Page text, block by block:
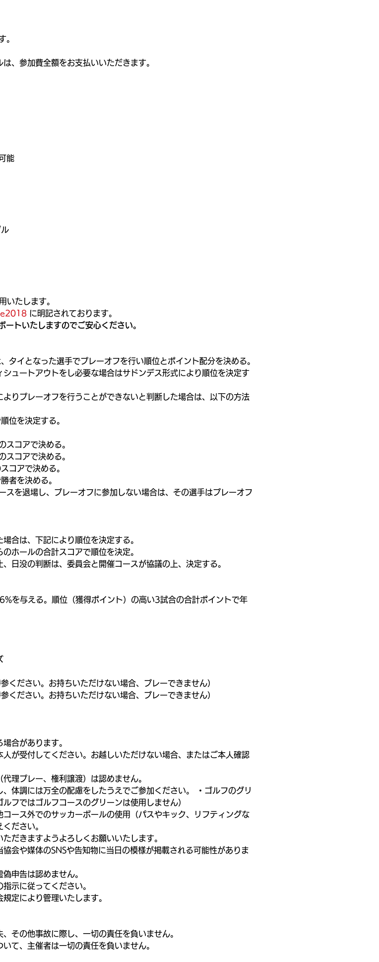
。
、参加費全額をお支払いいただきます。
能
いたします。
に明記されております。
トいたしますのでご安心ください。
タイとなった選手でプレーオフを行い順位とポイント配分を決める。
ュートアウトをし必要な場合はサドンデス形式により順位を決定す
りプレーオフを行うことができないと判断した場合は、以下の方法
位を決定する。
スコアで決める。
スコアで決める。
コアで決める。
者を決める。
スを退場し、プレーオフに参加しない場合は、その選手はプレーオフ
合は、下記により順位を決定する。
ホールの合計スコアで順位を決定。
日没の判断は、委員会と開催コースが協議の上、決定する。
を与える。順位（獲得ポイント）の高い3試合の合計ポイントで年
ください。お持ちいただけない場合、プレーできません）
ください。お持ちいただけない場合、プレーできません）
合があります。
が受付してください。お越しいただけない場合、またはご本人確認
理プレー、権利譲渡）は認めません。
体調には万全の配慮をしたうえでご参加ください。 ・ゴルフのグリ
フではゴルフコースのグリーンは使用しません）
ース外でのサッカーボールの使用（パスやキック、リフティングな
ださい。
だきますようよろしくお願いいたします。
会や媒体のSNSや告知物に当日の模様が掲載される可能性がありま
申告は認めません。
示に従ってください。
定により管理いたします。
その他事故に際し、一切の責任を負いません。
て、主催者は一切の責任を負いません。